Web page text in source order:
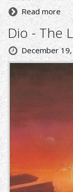
Read more
Dio - The
December